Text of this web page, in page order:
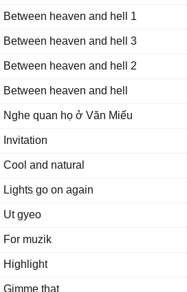
Between heaven and hell 1
Between heaven and hell 3
Between heaven and hell 2
Between heaven and hell
Nghe quan họ ở Văn Miếu
Invitation
Cool and natural
Lights go on again
Ut gyeo
For muzik
Highlight
Gimme that